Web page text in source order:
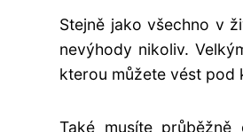
Stejně jako všechno v
nevýhody nikoliv.
kterou můžete vést pod
Také musíte